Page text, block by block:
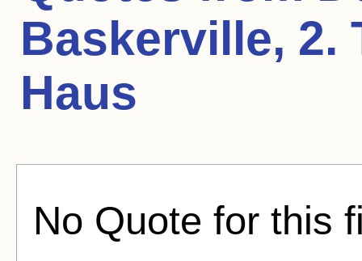
Baskerville, 2.
Haus
No Quote for this